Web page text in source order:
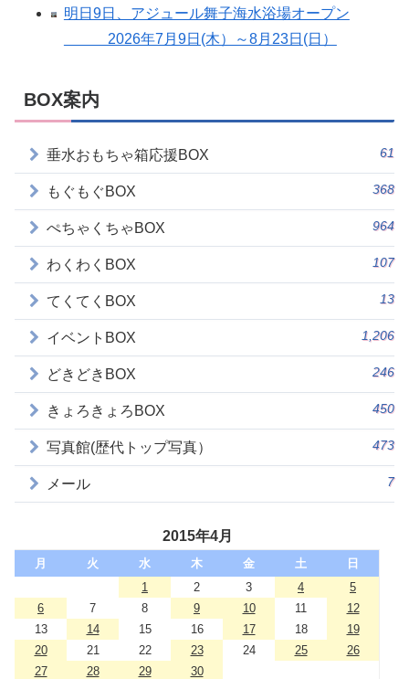
明日9日、アジュール舞子海水浴場オープン
2026年7月9日(木）～8月23日(日）
BOX案内
垂水おもちゃ箱応援BOX 61
もぐもぐBOX 368
ぺちゃくちゃBOX 964
わくわくBOX 107
てくてくBOX 13
イベントBOX 1,206
どきどきBOX 246
きょろきょろBOX 450
写真館(歴代トップ写真） 473
メール 7
2015年4月
月 火 水 木 金 土
日
1
2 3 4
5
6
7 8 9 10 11
12
13
14 15 16 17 18
19
20
21 22 23 24 25
26
27
28 29 30